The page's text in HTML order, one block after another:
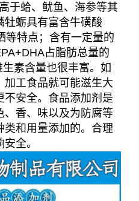
于蛤、鱿鱼、海参等其
牡蛎具有富含牛磺酸
等特点；含有一定量的
占脂肪总量的
素含量也很丰富。如
加工食品就可能滋生大
不安全。食品添加剂是
、香、味以及为防腐等
类和用量添加的。合理
全。